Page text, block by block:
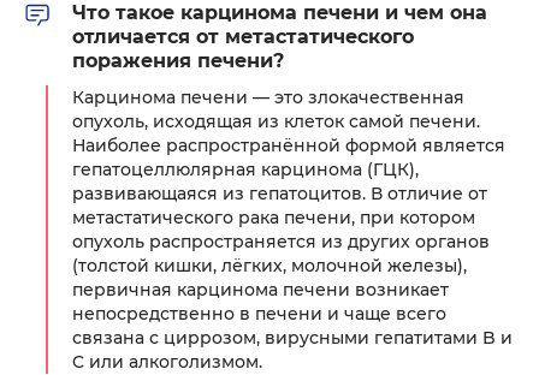
Что такое карцинома печени и чем она
отличается от метастатического
поражения печени?
Карцинома печени — это злокачественная
опухоль, исходящая из клеток самой печени.
Наиболее распространённой формой является
гепатоцеллюлярная карцинома (ГЦК),
развивающаяся из гепатоцитов. В отличие от
метастатического рака печени, при котором
опухоль распространяется из других органов
(толстой кишки, лёгких, молочной железы),
первичная карцинома печени возникает
непосредственно в печени и чаще всего
связана с циррозом, вирусными гепатитами B и
C или алкоголизмом.